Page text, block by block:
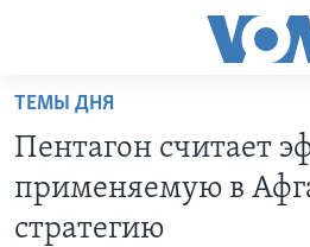
Перейти
основной
контент
Перейти
ПРОЕКТЫ
ТЕМЫ ДНЯ
Пентагон считает
применяемую в
стратегию